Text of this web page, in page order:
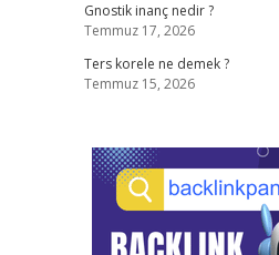
Gnostik inanç nedir ?
Temmuz 17, 2026
Ters korele ne demek ?
Temmuz 15, 2026